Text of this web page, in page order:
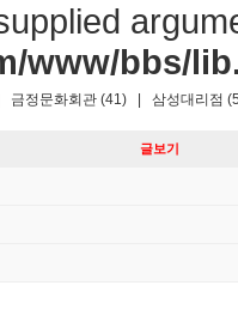
www/bbs/
금정문화회관 (41)
삼성대리점
글보기